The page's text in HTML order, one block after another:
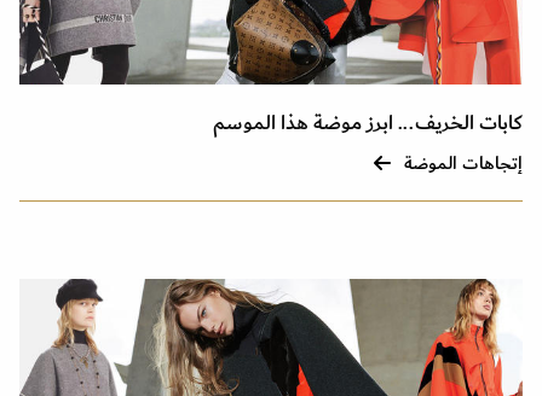
كابات الخريف... ابرز موضة هذا الموسم
إتجاهات الموضة